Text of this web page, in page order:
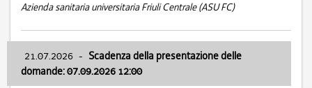
Azienda sanitaria universitaria Friuli Centrale (ASU FC)
21.07.2026 - Scadenza della presentazione delle
domande: 07.09.2026 12:00